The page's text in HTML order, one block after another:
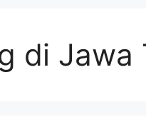
di Jawa